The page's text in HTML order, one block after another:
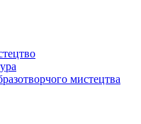
мистецтва